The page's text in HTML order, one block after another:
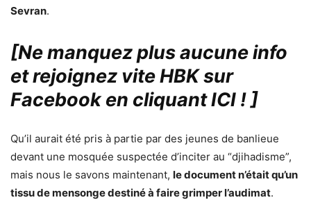
Sevran.
[Ne manquez plus aucune info
et rejoignez vite HBK sur
Facebook en cliquant ICI !]
Qu’il aurait été pris à partie par des jeunes de banlieue
devant une mosquée suspectée d’inciter au “djihadisme”,
mais nous le savons maintenant, le document n’était qu’un
tissu de mensonge destiné à faire grimper l’audimat.